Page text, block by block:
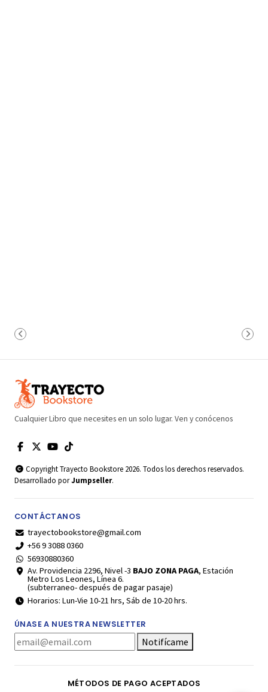
Cualquier Libro que necesites en un solo lugar. Ven y conócenos
Copyright Trayecto Bookstore 2026. Todos los derechos reservados.
Desarrollado porJumpseller.
CONTÁCTANOS
trayectobookstore@gmail.com
+56 9 3088 0360
56930880360
Av. Providencia 2296, Nivel -3 BAJO ZONA PAGA, Estación
Metro Los Leones, Línea 6.
(subterraneo- después de pagar pasaje)
Horarios: Lun-Vie 10-21 hrs, Sáb de 10-20 hrs.
ÚNASE A NUESTRA NEWSLETTER
Notifícame
MÉTODOS DE PAGO ACEPTADOS